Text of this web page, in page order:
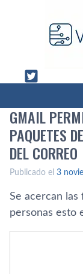
GMAIL
PAQUETES
DEL CORREO
Publicado el 3
Se acercan las
personas esto